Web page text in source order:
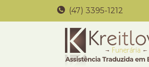
(47) 3395-1212